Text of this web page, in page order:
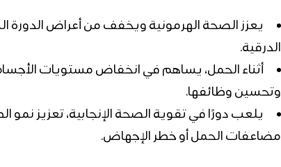
يعزز الصحة الهرمونية ويخفف من أعراض الدورة
الدرقية.
أثناء الحمل، يساهم في انخفاض مستويات
وتحسين وظائفها.
يلعب دورًا في تقوية الصحة الإنجابية، تعزيز نمو
مضاعفات الحمل أو خطر الإجهاض.